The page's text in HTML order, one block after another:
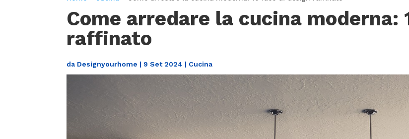
Come arredare la cucina moderna:
raffinato
da Designyourhome | 9 Set 2024 | Cucina